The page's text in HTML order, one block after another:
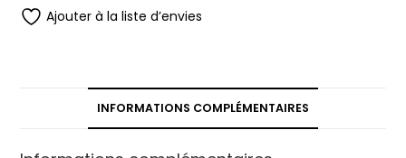
Ajouter à la liste d’envies
INFORMATIONS COMPLÉMENTAIRES